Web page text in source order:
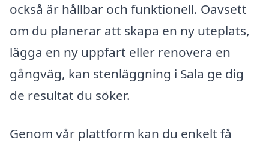
också är hållbar och funktionell. Oavsett
om du planerar att skapa en ny uteplats,
lägga en ny uppfart eller renovera en
gångväg, kan stenläggning i Sala ge dig
de resultat du söker.
Genom vår plattform kan du enkelt få